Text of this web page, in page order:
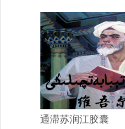
通滞苏润江胶囊